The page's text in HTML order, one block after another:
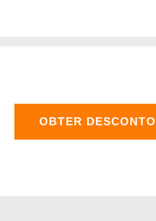
OBTER DESCONTO